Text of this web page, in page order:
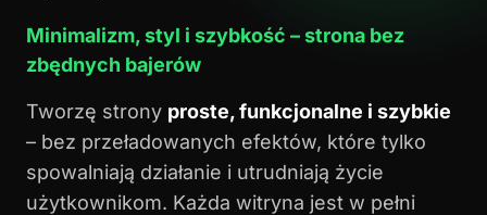
Minimalizm, styl i szybkość – strona bez
zbędnych bajerów
Tworzę strony proste, funkcjonalne i szybkie
– bez przeładowanych efektów, które tylko
spowalniają działanie i utrudniają życie
użytkownikom. Każda witryna jest w pełni